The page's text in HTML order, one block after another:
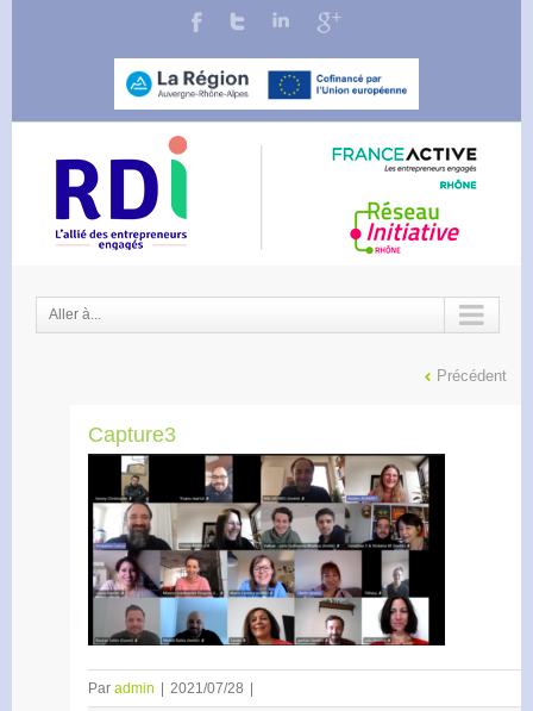
Aller à...
Précédent
Capture3
Par admin 2021/07/28